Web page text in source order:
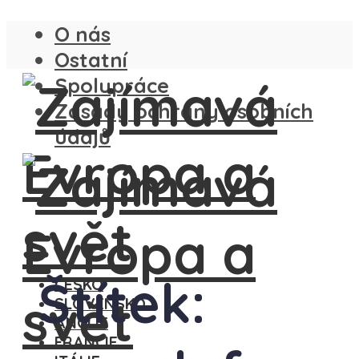
O nás
Ostatní
Spolupráce
Zásady ochrany osobních
údajů
ČESKO
SLOVENSKO
ANGLIE
FRANCIE
Štítek: